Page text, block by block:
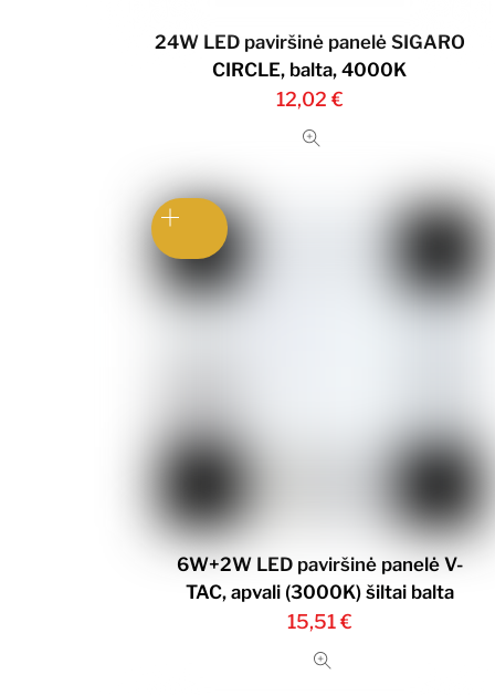
24W LED paviršinė panelė SIGARO
CIRCLE, balta, 4000K
12,02 €
6W+2W LED paviršinė panelė V-
TAC, apvali (3000K) šiltai balta
15,51€